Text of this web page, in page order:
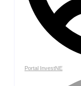
Portal InvestNE